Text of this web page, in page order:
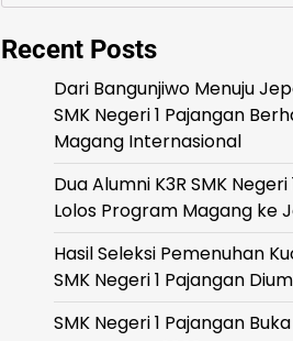
Recent Posts
Dari Bangunjiwo Menuju
SMK Negeri 1 Pajangan
Magang Internasional
Dua Alumni K3R SMK
Lolos Program Magang ke
Hasil Seleksi Pemenuhan
SMK Negeri 1 Pajangan
SMK Negeri 1 Pajangan